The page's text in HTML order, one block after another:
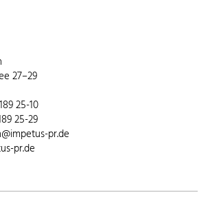
27–29
25-10
25-29
pr.de
pr.de